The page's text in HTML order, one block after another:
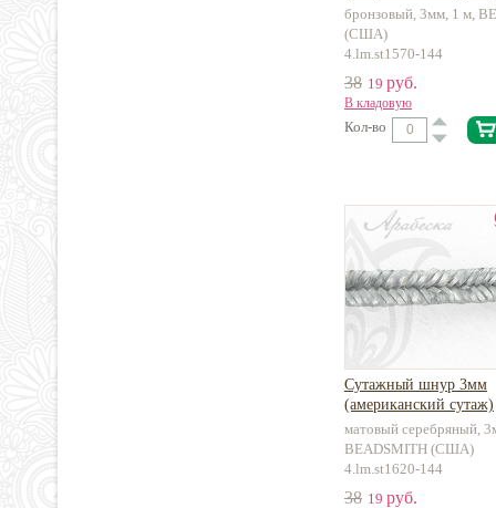
металлизированный с
бронзовый, 3мм, 1 м,
(США)
4.lm.st1570-144
38 19 руб.
В кладовую
Кол-во
Сутажный шнур 3мм
(американский сутаж)
металлизированный с
матовый серебряный,
BEADSMITH (США)
4.lm.st1620-144
38 19 руб.